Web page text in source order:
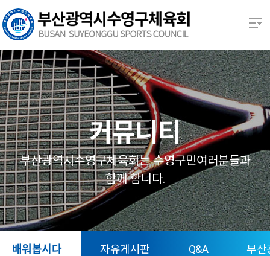
본문 바로가기
열기
열기
열기
열기
열기
열기
커뮤니티
부산광역시수영구체육회는 수영구민여러분들과
함께 함니다.
배워봅시다 자유게시판 Q&A 부산